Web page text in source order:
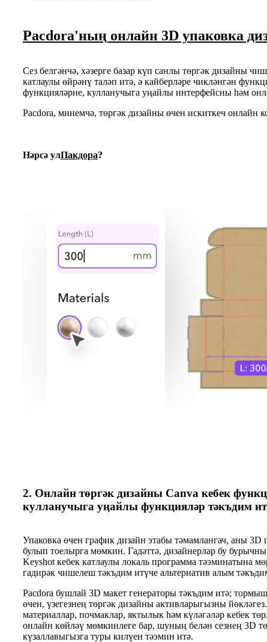
Pacdora'ның онлайн 3D упаковка
Сез белгәнчә, хәзерге базар күп санлы төргәк дизайны
катлаулы өйрәнү таләп итә, ә кайберләре чикләнгән
функцияләрне, кулланучыга уңайлы интерфейсны һәм
Pacdora, минемчә, төргәк дизайны өчен искиткеч онлайн
Нәрсә улПакдора?
2. Онлайн төргәк дизайны Canva кебек
кулланучыга уңайлы функцияләр тәкъдим
Упаковка өчен график дизайн этабы тәмамлангач, аны 3D
булып тоелырга мөмкин. Гадәттә, дизайнерлар бу
Keyshot кебек катлаулы локаль программа тәэминатына
гадирәк чишелеш тәкъдим итүче альтернатив алым
Pacdora бушлай 3D макет генераторы тәкъдим итә;
өчен, үзегезнең төргәк дизайны активларыгызны
материаллар, почмаклар, яктылык һәм күләгәләр кебек
онлайн көйләү мөмкинлеге бар, шуның белән сезнең 3D
күзаллавыгызга туры килүен тәэмин итә.